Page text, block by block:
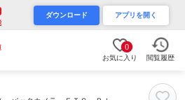
ダウンロード アプリを開く
0
お気に入り 閲覧履歴